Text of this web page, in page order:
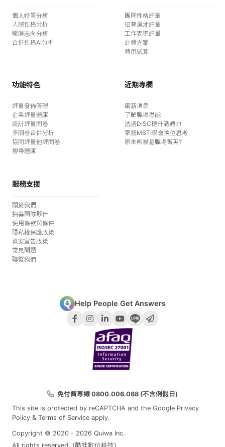
個人特質分析
人際性格分析
職涯志向分析
合併性格AI分析
團隊性格評量
招募選才評量
工作表現評量
計費方案
費用試算
功能特色
評量發佈管理
企業評量題庫
設計評量問卷
多問卷合併分析
協同評量他評問卷
搜尋題庫
近期專欄
最新消息
了解職場潛能
透過DISC提升溝通力
掌握MBTI學會換位思考
原來熊貓是職場菁英?
服務支援
關於我們
招募團隊夥伴
使用條款與條件
隱私權保護政策
資安宣告政策
常見問題
聯繫我們
Help People Get Answers
免付費專線 0800.006.088 (不含例假日)
This site is protected by reCAPTCHA and the Google Privacy
Policy & Terms of Service apply.
Copyright © 2020 - 2026 Quiwa Inc.
All rights reserved. (酷蛙數位科技)